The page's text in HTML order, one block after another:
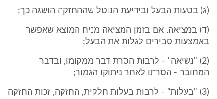
(ג) בטעות הבעל ובידיעת הנוטל שההחזקה הושגה כך;
(ד) במציאה, אם בזמן המציאה מניח המוצא שאפשר
באמצעות סבירים לגלות את הבעל;
(2) "נשיאה" - לרבות הסרת דבר ממקומו, ובדבר
המחובר - הסרתו לאחר ניתוקו הגמור;
(3) "בעלות" - לרבות בעלות חלקית, החזקה, זכות החזקה